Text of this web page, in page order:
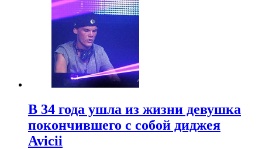
В 34 года ушла из жизни девушка
покончившего с собой диджея
Avicii